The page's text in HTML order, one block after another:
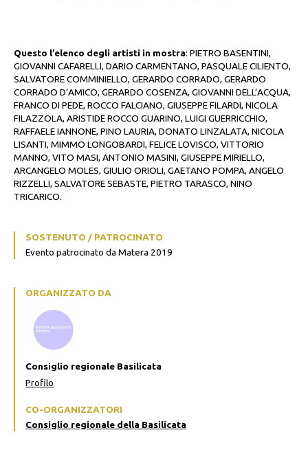
Questo l’elenco degli artisti in mostra: PIETRO BASENTINI,
GIOVANNI CAFARELLI, DARIO CARMENTANO, PASQUALE CILIENTO,
SALVATORE COMMINIELLO, GERARDO CORRADO, GERARDO
CORRADO D’AMICO, GERARDO COSENZA, GIOVANNI DELL’ACQUA,
FRANCO DI PEDE, ROCCO FALCIANO, GIUSEPPE FILARDI, NICOLA
FILAZZOLA, ARISTIDE ROCCO GUARINO, LUIGI GUERRICCHIO,
RAFFAELE IANNONE, PINO LAURIA, DONATO LINZALATA, NICOLA
LISANTI, MIMMO LONGOBARDI, FELICE LOVISCO, VITTORIO
MANNO, VITO MASI, ANTONIO MASINI, GIUSEPPE MIRIELLO,
ARCANGELO MOLES, GIULIO ORIOLI, GAETANO POMPA, ANGELO
RIZZELLI, SALVATORE SEBASTE, PIETRO TARASCO, NINO
TRICARICO.
SOSTENUTO / PATROCINATO
Evento patrocinato da Matera 2019
ORGANIZZATO DA
Consiglio regionale Basilicata
Profilo
CO-ORGANIZZATORI
Consiglio regionale della Basilicata